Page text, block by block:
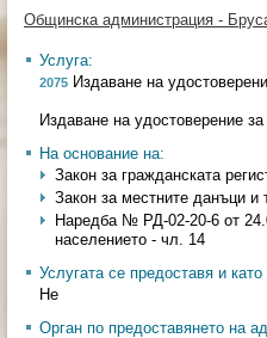
Общинска администрация -
Услуга:
2075 Издаване на
Издаване на удостоверение
На основание на:
Закон за гражданската
Закон за местните данъци и
Наредба № РД-02-20-6 от
населението - чл. 14
Услугата се предоставя и
Не
Орган по предоставянето на